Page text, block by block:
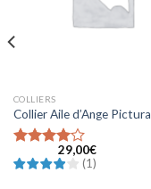
COLLIERS
Collier Aile d’Ange Pictura
Note4
sur 5
29,00€
(1)